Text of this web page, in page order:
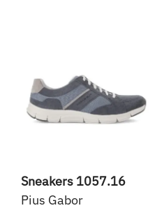
Sneakers 1057.16
Pius Gabor